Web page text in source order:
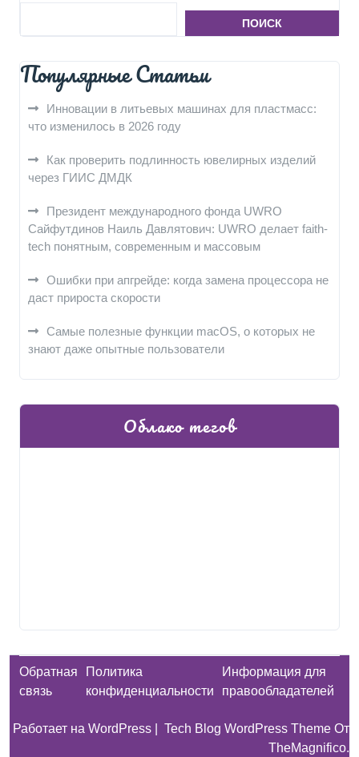
ПОИСК
Популярные Статьи
Инновации в литьевых машинах для пластмасс:
что изменилось в 2026 году
Как проверить подлинность ювелирных изделий
через ГИИС ДМДК
Президент международного фонда UWRO
Сайфутдинов Наиль Давлятович: UWRO делает faith-
tech понятным, современным и массовым
Ошибки при апгрейде: когда замена процессора не
даст прироста скорости
Самые полезные функции macOS, о которых не
знают даже опытные пользователи
Облако тегов
Обратная
связь
Политика
конфиденциальности
Информация для
правообладателей
Работает на WordPress Tech Blog WordPress Theme От
TheMagnifico.